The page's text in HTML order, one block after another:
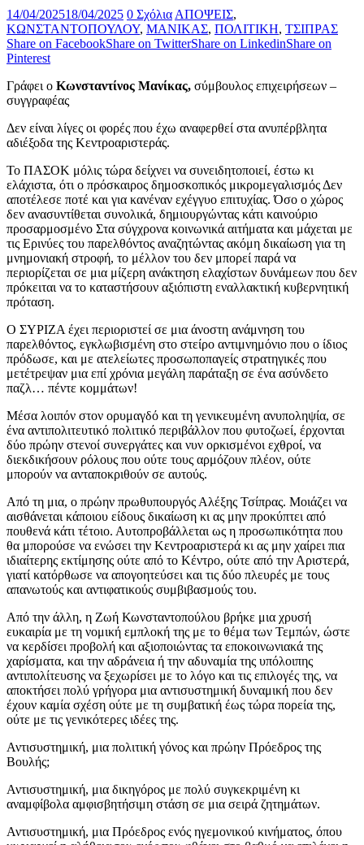
14/04/202518/04/2025 0 Σχόλια ΑΠΟΨΕΙΣ,
ΚΩΝΣΤΑΝΤΟΠΟΥΛΟΥ, ΜΑΝΙΚΑΣ, ΠΟΛΙΤΙΚΗ, ΤΣΙΠΡΑΣ
Share on FacebookShare on TwitterShare on LinkedinShare on
Pinterest
Γράφει ο Κωνσταντίνος Μανίκας, σύμβουλος επιχειρήσεων –
συγγραφέας
Δεν είναι λίγες οι φορές που έχω αναφερθεί στα ανυπέρβλητα
αδιέξοδα της Κεντροαριστεράς.
Το ΠΑΣΟΚ μόλις τώρα δείχνει να συνειδητοποιεί, έστω κι
ελάχιστα, ότι ο πρόσκαιρος δημοσκοπικός μικρομεγαλισμός Δεν
αποτέλεσε ποτέ και για κανέναν εχέγγυο επιτυχίας. Όσο ο χώρος
δεν ανασυντίθεται συνολικά, δημιουργώντας κάτι καινούριο
προσαρμοσμένο Στα σύγχρονα κοινωνικά αιτήματα και μάχεται με
τις Ερινύες του παρελθόντος αναζητώντας ακόμη δικαίωση για τη
μνημονιακή στροφή, το μέλλον του δεν μπορεί παρά να
περιορίζεται σε μια μίζερη ανάκτηση ελαχίστων δυνάμεων που δεν
πρόκειται να το καταστήσουν αξιόπιστη εναλλακτική κυβερνητική
πρόταση.
Ο ΣΥΡΙΖΑ έχει περιοριστεί σε μια άνοστη ανάμνηση του
παρελθόντος, εγκλωβισμένη στο στείρο αντιμνημόνιο που ο ίδιος
πρόδωσε, και με ατελείωτες προσωποπαγείς στρατηγικές που
μετέτρεψαν μια επί χρόνια μεγάλη παράταξη σε ένα ασύνδετο
παζλ… πέντε κομμάτων!
Μέσα λοιπόν στον ορυμαγδό και τη γενικευμένη ανυποληψία, σε
ένα αντιπολιτευτικό πολιτικό περιβάλλον που φυτοζωεί, έρχονται
δύο πρώην στενοί συνεργάτες και νυν ορκισμένοι εχθροί, να
διεκδικήσουν ρόλους που ούτε τους αρμόζουν πλέον, ούτε
μπορούν να ανταποκριθούν σε αυτούς.
Από τη μια, ο πρώην πρωθυπουργός Αλέξης Τσίπρας. Μοιάζει να
αισθάνεται κάποιου είδους δικαίωση κι ας μην προκύπτει από
πουθενά κάτι τέτοιο. Αυτοπροβάλλεται ως η προσωπικότητα που
θα μπορούσε να ενώσει την Κεντροαριστερά κι ας μην χαίρει πια
ιδιαίτερης εκτίμησης ούτε από το Κέντρο, ούτε από την Αριστερά,
γιατί κατόρθωσε να απογοητεύσει και τις δύο πλευρές με τους
απανωτούς και αντιφατικούς συμβιβασμούς του.
Από την άλλη, η Ζωή Κωνσταντοπούλου βρήκε μια χρυσή
ευκαιρία με τη νομική εμπλοκή της με το θέμα των Τεμπών, ώστε
να κερδίσει προβολή και αξιοποιώντας τα εποκοινωνιακά της
χαρίσματα, και την αδράνεια ή την αδυναμία της υπόλοιπης
αντιπολίτευσης να ξεχωρίσει με το λόγο και τις επιλογές της, να
αποκτήσει πολύ γρήγορα μια αντισυστημική δυναμική που δεν
έχουν καμία σχέση ούτε με τη συμβατική έως τώρα πορεία της,
ούτε με τις γενικότερες ιδέες της.
Αντισυστημική, μια πολιτική γόνος και πρώην Πρόεδρος της
Βουλής;
Αντισυστημική, μια δικηγόρος με πολύ συγκεκριμένη κι
αναμφίβολα αμφισβητήσιμη στάση σε μια σειρά ζητημάτων.
Αντισυστημική, μια Πρόεδρος ενός ηγεμονικού κινήματος, όπου